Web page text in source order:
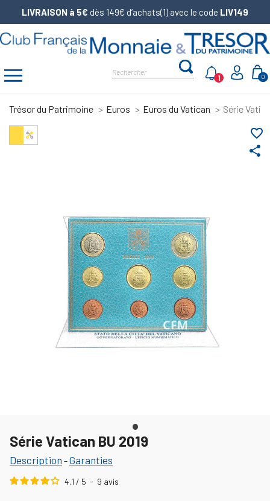
LIVRAISON à 5€ dès 149€ d’achats(1) avec le code LIV149
0
1
Trésor du Patrimoine Euros Euros du Vatican Série
share
favorite_border
Série Vatican BU 2019
Description -Garanties
4.1 / 5 - 9 avis